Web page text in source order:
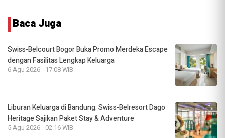
Baca Juga
Swiss-Belcourt Bogor Buka Promo Merdeka Escape
dengan Fasilitas Lengkap Keluarga
6 Agu 2026 - 17:08 WIB
Liburan Keluarga di Bandung: Swiss-Belresort Dago
Heritage Sajikan Paket Stay & Adventure
5 Agu 2026 - 02:16 WIB